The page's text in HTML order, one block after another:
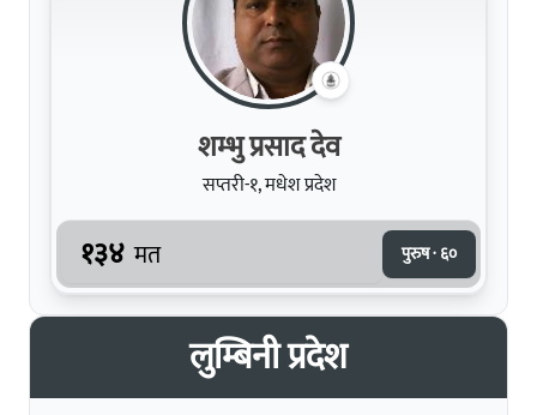
शम्भु प्रसाद देव
सप्तरी-१, मधेश प्रदेश
१३४ मत पुरुष · ६०
लुम्बिनी प्रदेश